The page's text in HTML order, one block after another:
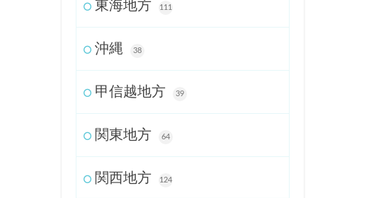
東海地方 111
沖縄 38
甲信越地方 39
関東地方 64
関西地方 124